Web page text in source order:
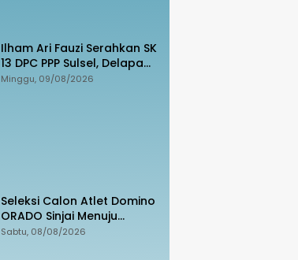
Ilham Ari Fauzi Serahkan SK
13 DPC PPP Sulsel, Delapan
Daerah Masih Ditahan
Minggu, 09/08/2026
Seleksi Calon Atlet Domino
ORADO Sinjai Menuju
Porprov XVIII 2026
Sabtu, 08/08/2026